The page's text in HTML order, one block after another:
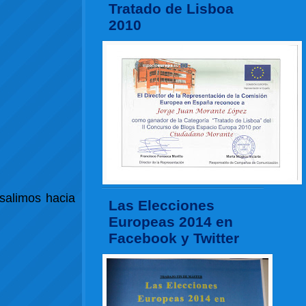
Tratado de Lisboa
2010
Las Elecciones
Europeas 2014 en
Facebook y Twitter
hacia